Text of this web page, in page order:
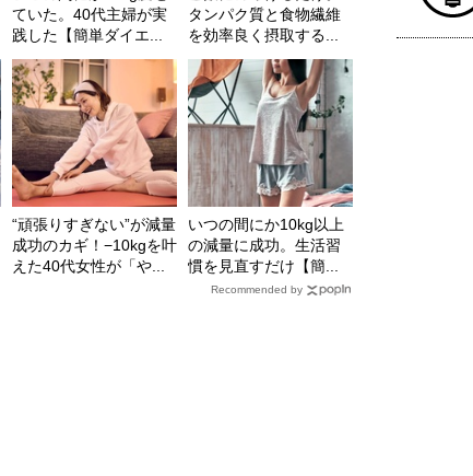
ていた。40代主婦が実
践した【簡単ダイエ...
タンパク質と食物繊維
を効率良く摂取する...
“頑張りすぎない”が減量
成功のカギ！−10kgを叶
えた40代女性が「や...
いつの間にか10kg以上
の減量に成功。生活習
慣を見直すだけ【簡...
Recommended by